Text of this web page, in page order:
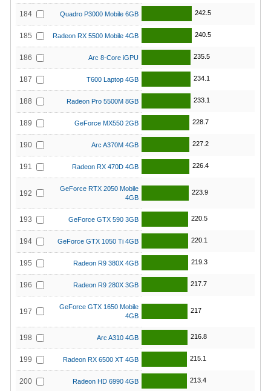
184 Quadro P3000 Mobile 6GB 242.5
185 Radeon RX 5500 Mobile 4GB 240.5
186 Arc 8-Core iGPU 235.5
187 T600 Laptop 4GB 234.1
188 Radeon Pro 5500M 8GB 233.1
189 GeForce MX550 2GB 228.7
190 Arc A370M 4GB 227.2
191 Radeon RX 470D 4GB 226.4
192
GeForce RTX 2050 Mobile
4GB
223.9
193 GeForce GTX 590 3GB 220.5
194 GeForce GTX 1050 Ti 4GB 220.1
195 Radeon R9 380X 4GB 219.3
196 Radeon R9 280X 3GB 217.7
197
GeForce GTX 1650 Mobile
4GB
217
198 Arc A310 4GB 216.8
199 Radeon RX 6500 XT 4GB 215.1
200 Radeon HD 6990 4GB 213.4